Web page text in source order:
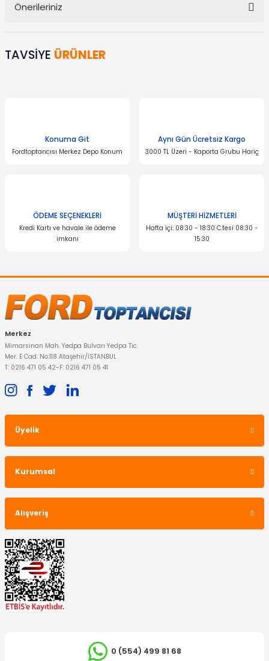
Önerileriniz
konularda yetersiz gördüğünüz noktaları öneri formunu kullanarak
tarafımıza iletebilirsiniz.
Ürün bilgilerinde hatalar bulunuyor.
Ürün fiyatı diğer sitelerden daha pahalı.
TAVSİYE ÜRÜNLER
Motor Alt Muhafaza Focus C-Max ( Plastik ) 2011-2018
523,95 TL
Radyatör Üst Hortumu Focus C-Max 1.6 Tdci
Konuma Git
Fordtoptancısı Merkez Depo Konum
Aynı Gün Ücretsiz Kargo
3000 TL Üzeri - Kaporta Grubu Hariç
ÖDEME SEÇENEKLERİ
Kredi Kartı ve havale ile ödeme
imkanı
MÜŞTERİ HİZMETLERİ
Hafta içi: 08:30 - 18:30 C.tesi 08:30 -
15:30
Merkez
Mimarsinan Mah. Yedpa Bulvarı Yedpa Tic.
Mer. E Cad. No:118 Ataşehir/İSTANBUL
T: 0216 471 05 42-F: 0216 471 05 41
Üyelik
Kurumsal
Alışveriş
0 (554) 499 81 68